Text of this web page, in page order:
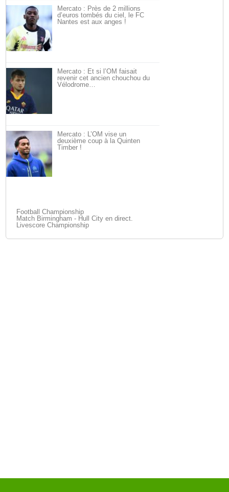
Mercato : Près de 2 millions
d’euros tombés du ciel, le FC
Nantes est aux anges !
Mercato : Et si l’OM faisait
revenir cet ancien chouchou du
Vélodrome…
Mercato : L’OM vise un
deuxième coup à la Quinten
Timber !
Football Championship
Match Birmingham - Hull City en direct.
Livescore Championship